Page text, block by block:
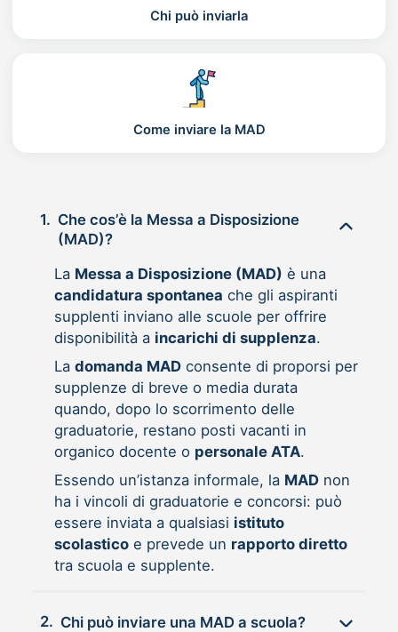
Chi può inviarla
Come inviare la MAD
1. Che cos’è la Messa a Disposizione
(MAD)?
La Messa a Disposizione (MAD) è una
candidatura spontanea che gli aspiranti
supplenti inviano alle scuole per offrire
disponibilità a incarichi di supplenza.
La domanda MADconsente di proporsi per
supplenze di breve o media durata
quando, dopo lo scorrimento delle
graduatorie, restano posti vacanti in
organico docente o personale ATA.
Essendo un’istanza informale, la MADnon
ha i vincoli di graduatorie e concorsi: può
essere inviata a qualsiasi istituto
scolasticoe prevede un rapporto diretto
tra scuola e supplente.
2. Chi può inviare una MAD a scuola?